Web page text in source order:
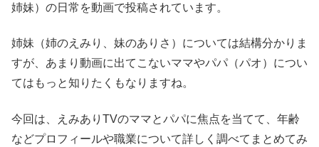
姉妹）の日常を動画で投稿されています。
姉妹（姉のえみり、妹のありさ）については結構分かりま
すが、あまり動画に出てこないママやパパ（パオ）につい
てはもっと知りたくもなりますね。
今回は、えみありTVのママとパパに焦点を当てて、年齢
などプロフィールや職業について詳しく調べてまとめてみ